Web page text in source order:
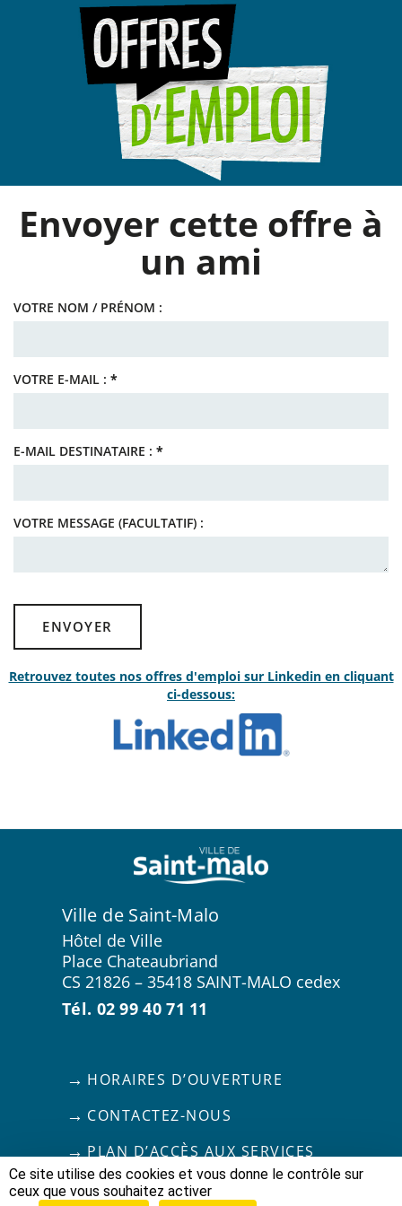
Envoyer cette offre à
un ami
VOTRE NOM / PRÉNOM :
VOTRE E-MAIL : *
E-MAIL DESTINATAIRE : *
VOTRE MESSAGE (FACULTATIF) :
ENVOYER
Retrouvez toutes nos offres d'emploi sur Linkedin en cliquant
ci-dessous:
Ville de Saint-Malo
Hôtel de Ville
Place Chateaubriand
CS 21826 – 35418 SAINT-MALO cedex
Tél. 02 99 40 71 11
HORAIRES D’OUVERTURE
CONTACTEZ-NOUS
PLAN D’ACCÈS AUX SERVICES
Panneau de gestion des cookies
Ce site utilise des cookies et vous donne le contrôle sur
ceux que vous souhaitez activer